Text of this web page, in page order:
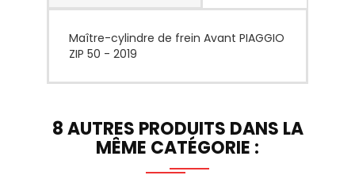
Maître-cylindre de frein Avant PIAGGIO
ZIP 50 - 2019
8 AUTRES PRODUITS DANS LA
MÊME CATÉGORIE :